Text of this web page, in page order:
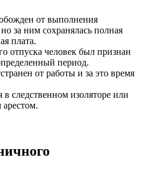
от выполнения
за ним сохранялась полная
плата.
отпуска человек был признан
период.
от работы и за это время
в следственном изоляторе или